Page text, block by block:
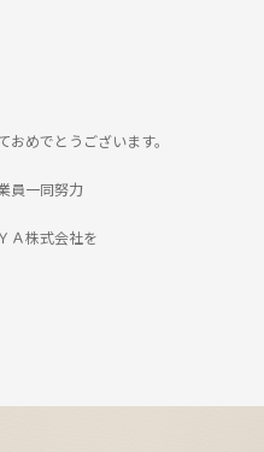
めでとうございます。
員一同努力
Ａ株式会社を